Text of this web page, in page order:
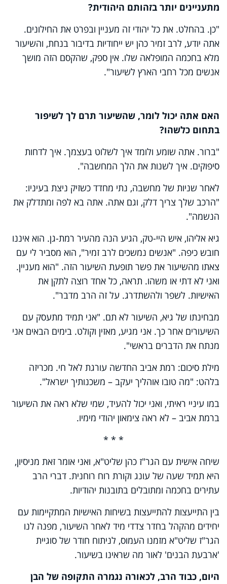
מתעניינים יותר בזהותם היהודית?
"כן. בהחלט. את כל יהודי זה מעניין ובפרט את החילונים.
אתה יודע, לרב זמיר כהן יש ייחודיות בדיבור בנחת, והשיעור
מלא בחכמה המופלאה שלו. אין ספק, שהקסם הזה מושך
אנשים מכל רחבי הארץ לשיעור".
האם אתה יכול לומר, שהשיעור תרם לך לשיפור
בתחום כלשהו?
"ברור. אתה שומע ולומד איך לשלוט בעצמך. איך לדחות
סיפוקים. איך לשנות את הלך המחשבה".
לאחר שניות של מחשבה, נתי מחדד כשזיק ניצת בעיניו:
"הרכב שלך צריך דלק, וגם אתה. אתה בא לפה ומתדלק את
הנשמה".
גיא אליהו, איש היי-טק, הגיע הנה מהעיר רמת-גן. הוא איננו
חובש כיפה. "אנשים נמשכים לרב זמיר", הוא מסביר לי עם
צאתו מהשיעור את פשר תופעת השיעור הזה. "הוא מעניין.
ואני לא דתי או משהו. תראה, כל אחד רוצה לתקן את
האישיות. לשפר ולהשתדרג. על זה הרב מדבר".
מבחינתו של גיא, השיעור לא תם. "אני תמיד מתעסק עם
השיעורים אחר כך. אני מגיע, מאזין וקולט. בימים הבאים אני
מנתח את הדברים בראשי".
מילת סיכום: רמת אביב החדשה עורגת לאל חי. מכריזה
בלהט: "מה טובו אוהליך יעקב – משכנותיך ישראל".
במו עיניי ראיתי, ואני יכול להעיד, שמי שלא ראה את השיעור
ברמת אביב – לא ראה צימאון יהודי מימיו.
* * *
שיחה אישית עם הגר"ז כהן שליט"א, ואני אומר זאת מניסיון,
היא תמיד שעה של עונג וקורת רוח רוחנית. דברי הרב
עתירים בחכמה ומתובלים בתובנות יהודיות.
בין התייעצות להתייעצות בשיחות האישיות המתקיימות עם
יחידים מהקהל בחדר צדדי מיד לאחר השיעור, מפנה לנו
הגר"ז שליט"א מזמנו העמוס, לניתוח חודר של סוגיית
'ארבעת הבנים' לאור מה שראינו בשיעור.
היום, כבוד הרב, לכאורה נגמרה התקופה של הבן